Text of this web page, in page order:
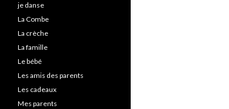
je danse
La Combe
La crèche
La famille
Le bébé
Les amis des parents
Les cadeaux
Mes parents